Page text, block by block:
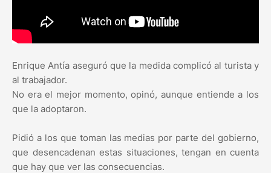
Enrique Antía aseguró que la medida complicó al turista y
al trabajador.
No era el mejor momento, opinó, aunque entiende a los
que la adoptaron.
Pidió a los que toman las medias por parte del gobierno,
que desencadenan estas situaciones, tengan en cuenta
que hay que ver las consecuencias.